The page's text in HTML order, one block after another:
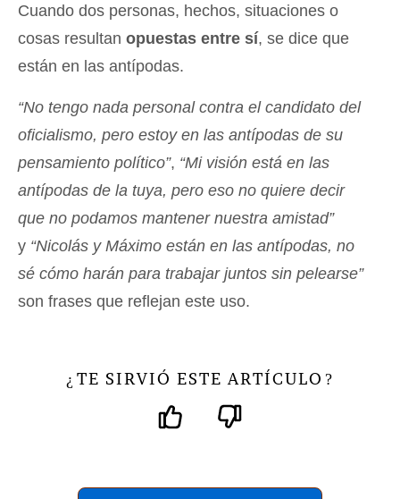
Cuando dos personas, hechos, situaciones o
cosas resultan opuestas entre sí, se dice que
están en las antípodas.
“No tengo nada personal contra el candidato del
oficialismo, pero estoy en las antípodas de su
pensamiento político”, “Mi visión está en las
antípodas de la tuya, pero eso no quiere decir
que no podamos mantener nuestra amistad”
y “Nicolás y Máximo están en las antípodas, no
sé cómo harán para trabajar juntos sin pelearse”
son frases que reflejan este uso.
¿ TE SIRVIÓ ESTE ARTÍCULO ?